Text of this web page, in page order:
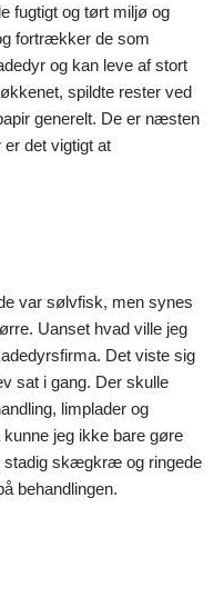
fugtigt og tørt miljø og
fortrækker de som
og kan leve af stort
spildte rester ved
generelt. De er næsten
det vigtigt at
var sølvfisk, men synes
Uanset hvad ville jeg
Det viste sig
sat i gang. Der skulle
limplader og
jeg ikke bare gøre
stadig skægkræ og ringede
behandlingen.